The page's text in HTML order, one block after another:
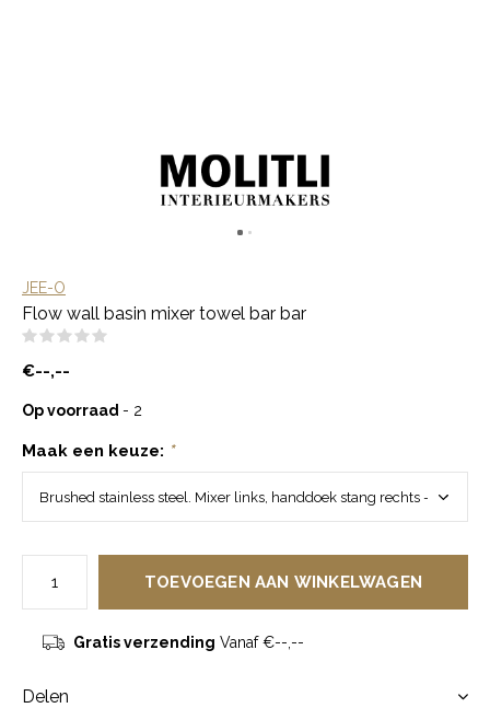
JEE-O
Flow wall basin mixer towel bar bar
€--,--
Op voorraad - 2
Maak een keuze: *
TOEVOEGEN AAN WINKELWAGEN
Gratis verzending Vanaf €--,--
Delen